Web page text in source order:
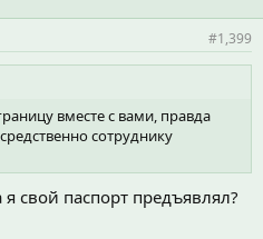
#1,399
вместе с вами, правда
сотруднику
свой паспорт предъявлял?